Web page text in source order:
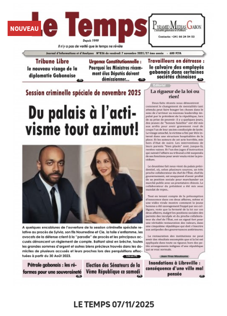
NOUVEAU
LE TEMPS 07/11/2025